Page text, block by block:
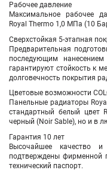
Рабочее давление
Максимальное рабочее
Royal Thermo 1,0 МПа (10
Сверхстойкая 5-этапная
Предварительная
последующим
гарантируют стойкость к
долговечность покрытия
Цветовые возможности
Панельные радиаторы
стандартный белый цвет
черный (Noir Sable), но и в
Гарантия 10 лет
Высочайшее качество
подтверждены фирменной
технический паспорт.